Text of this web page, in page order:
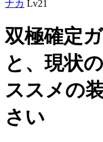
ナカ Lv21
双極確定
と、現状
ススメの
さい